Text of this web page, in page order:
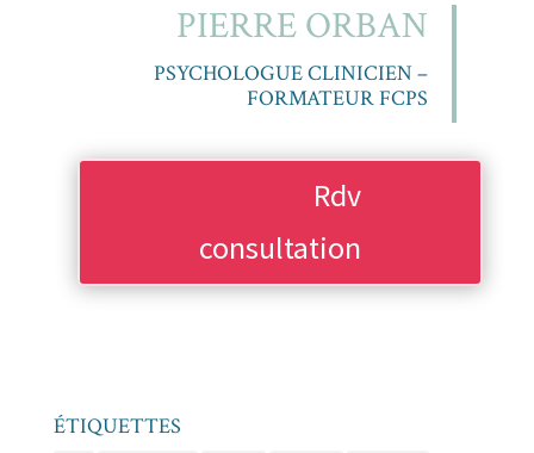
PIERRE ORBAN
PSYCHOLOGUE CLINICIEN –
FORMATEUR FCPS
Rdv
consultation
ÉTIQUETTES